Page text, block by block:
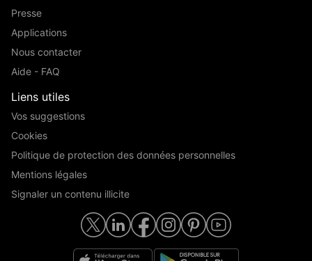
Presse
Applications
Nous contacter
Aide - FAQ
Liens utiles
Vos suggestions
Cookies
Politique de protection des données personnelles
Mentions légales
Signaler un contenu illicite